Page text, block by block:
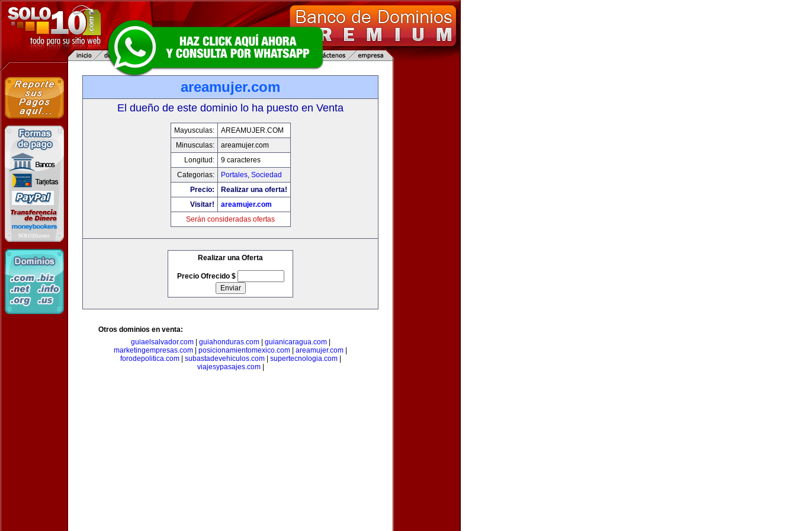
areamujer.com
El dueño de este dominio lo ha puesto en Venta
Mayusculas:
AREAMUJER.COM
Minusculas:
areamujer.com
Longitud:
9 caracteres
Categorias:
Portales, Sociedad
Precio:
Realizar una oferta!
Visitar!
areamujer.com
Serán consideradas ofertas
Realizar una Oferta
Precio Ofrecido $
Otros dominios en venta:
guiaelsalvador.com| guiahonduras.com| guianicaragua.com|
marketingempresas.com
posicionamientomexico.com areamujer.com
forodepolitica.com| subastadevehiculos.com| supertecnologia.com|
viajesypasajes.com|